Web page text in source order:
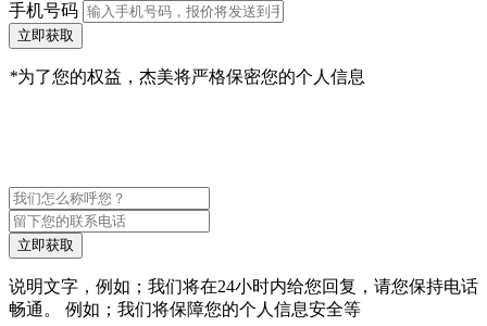
手机号码
立即获取
*为了您的权益，杰美将严格保密您的个人信息
立即获取
说明文字，例如；我们将在24小时内给您回复，请您保持电话
畅通。 例如；我们将保障您的个人信息安全等